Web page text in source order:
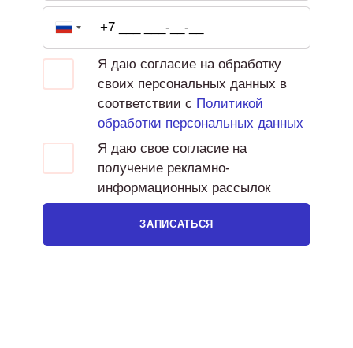
Я даю согласие на обработку
своих персональных данных в
соответствии с Политикой
обработки персональных данных
Я даю свое согласие на
получение рекламно-
информационных рассылок
ЗАПИСАТЬСЯ